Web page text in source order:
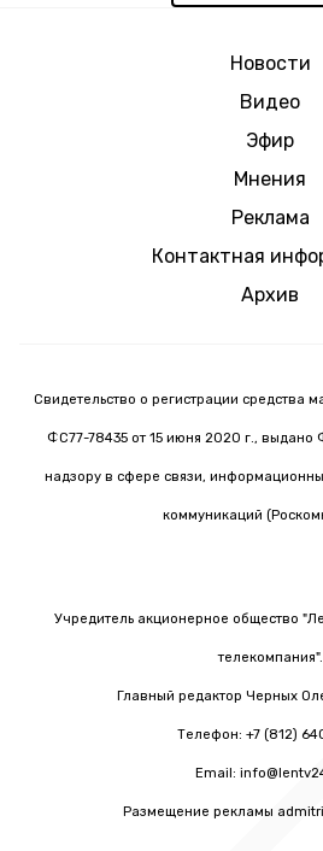
Новости
Видео
Эфир
Мнения
Реклама
Контактная
Архив
Свидетельство о регистрации
ФС77-78435 от 15 июня 2020 г., выдано
надзору в сфере связи,
коммуникаций
Учредитель акционерное общество
телекомпания".
Главный редактор Черных
Телефон: +7 (812)
Email:
Размещение рекламы